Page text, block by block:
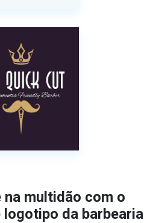
na multidão com o
da barbearia